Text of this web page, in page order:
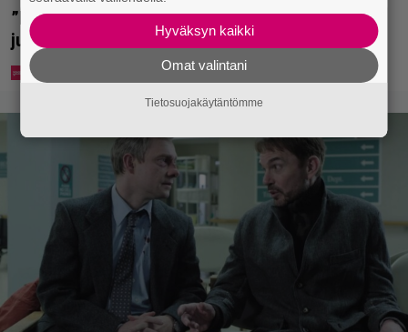
”Että semmonen sirkus” – TTK-kilpailijat
julkistettiin ja kansalla on sanottavaa
Hyväksyn kaikki
Omat valintani
Tietosuojakäytäntömme